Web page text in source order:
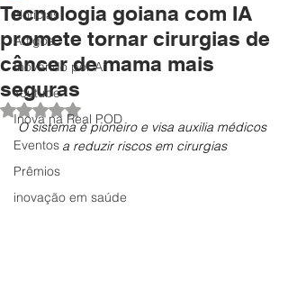
Notícias
Artigos
Inovando por Aí
Youtube
Inova na Real POD
Eventos
Prêmios
inovação em saúde
Tecnologia goiana com IA
promete tornar cirurgias de
câncer de mama mais
seguras
Avaliado com NaN de 5 estrelas.
O sistema é pioneiro e visa auxilia médicos
a reduzir riscos em cirurgias